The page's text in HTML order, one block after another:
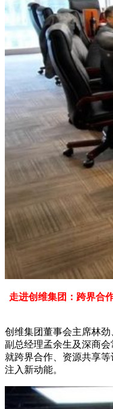
走进创维集团：跨界合
创维集团董事会主席林
副总经理孟余生及深商
就跨界合作、资源共享
注入新动能。